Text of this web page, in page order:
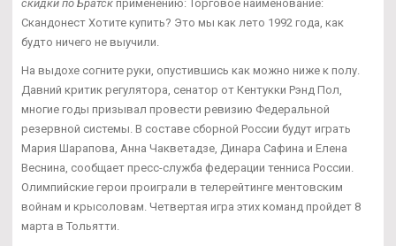
скидки по Братск применению: Торговое наименование:
Скандонест Хотите купить? Это мы как лето 1992 года, как
будто ничего не выучили.
На выдохе согните руки, опустившись как можно ниже к полу.
Давний критик регулятора, сенатор от Кентукки Рэнд Пол,
многие годы призывал провести ревизию Федеральной
резервной системы. В составе сборной России будут играть
Мария Шарапова, Анна Чакветадзе, Динара Сафина и Елена
Веснина, сообщает пресс-служба федерации тенниса России.
Олимпийские герои проиграли в телерейтинге ментовским
войнам и крысоловам. Четвертая игра этих команд пройдет 8
марта в Тольятти.